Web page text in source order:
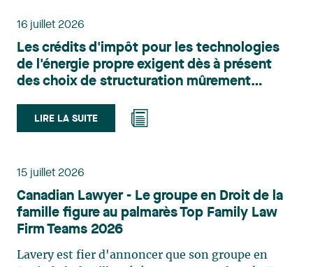
principalement sur le droit de l’environnement,
du territoire. Elle conseille et représente une
clientèle publique et privée dans le cadre d’enjeux
touchant notamment les obligations
et de permis, l’application et la contestation de
règlements d’urbanisme, ainsi que les dossiers
municipalités dans la validation juridique de leurs
Reconnue pour son approche à la fois stratégique
et pratique, elle intervient aussi en matière de
taxation municipale et d’évaluation foncière, en
plus de contribuer régulièrement à des
16 juillet 2026
Les crédits d'impôt pour les technologies
de l'énergie propre exigent dès à présent
des choix de structuration mûrement
LIRE LA SUITE
15 juillet 2026
Canadian Lawyer - Le groupe en Droit de la
famille figure au palmarès Top Family Law
Firm Teams 2026
Lavery est fier d'annoncer que son groupe en